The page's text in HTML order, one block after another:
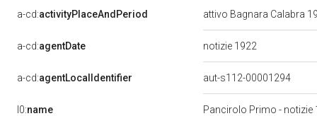
a-cd:activityPlaceAndPeriod attivo Bagnara Calabra
a-cd:agentDate notizie 1922
a-cd:agentLocalIdentifier aut-s112-00001294
l0:name Pancirolo Primo - notizie